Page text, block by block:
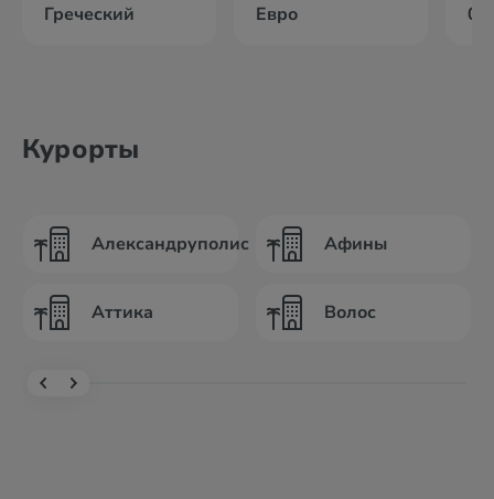
Греческий Евро
Курорты
Александруполис
Аттика
Афины
Волос